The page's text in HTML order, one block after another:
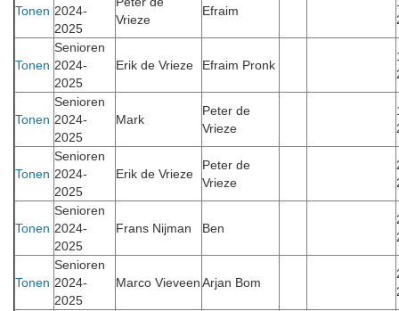
Tonen 2024-
2025
Vrieze
Efraim
Tonen
Senioren
2024-
2025
Erik de Vrieze Efraim Pronk
Tonen
Senioren
2024-
2025
Mark
Peter de
Vrieze
Tonen
Senioren
2024-
2025
Erik de Vrieze
Peter de
Vrieze
Tonen
Senioren
2024-
2025
Frans Nijman Ben
Tonen
Senioren
2024-
2025
Marco VieveenArjan Bom